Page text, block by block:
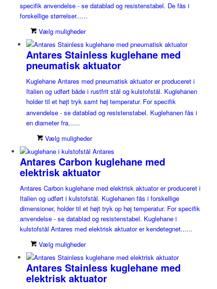
specifik anvendelse - se datablad og resistenstabel. De fås i
forskellige størrelser......
Vælg muligheder
Antares Stainless kuglehane med
pneumatisk aktuator
Kuglehane Antares med pneumatisk aktuator er produceret i
Italien og udført både i rustfrit stål og kulstofstål. Kuglehanen
holder til et højt tryk samt høj temperatur. For specifik
anvendelse - se datablad og resistenstabel. Kuglehanen fås i
en diameter fra......
Vælg muligheder
Antares Carbon kuglehane med
elektrisk aktuator
Antares Carbon kuglehane med elektrisk aktuator er produceret i
Italien og udført i kulstofstål. Kuglehanen fås i forskellige
dimensioner, holder til et højt tryk op høj temperatur. For specifik
anvendelse - se datablad og resistenstabel. Kuglehane i
kulstofstål Antares med elektrisk aktuator er kendetegnet......
Vælg muligheder
Antares Stainless kuglehane med
elektrisk aktuator